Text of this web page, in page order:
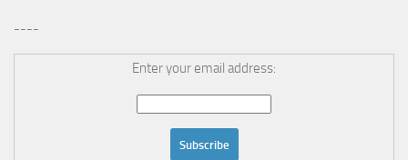
----
Enter your email address: